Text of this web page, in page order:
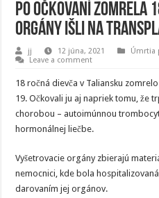
Po očkovaní zomrela
orgány išli na
jj 12 júna, 2021
Úmrtia
Leave a comment
18 ročná dievča v Taliansku
19. Očkovali ju aj napriek tomu, že
chorobou – autoimúnnou
hormonálnej liečbe.
Vyšetrovacie orgány zbierajú
nemocnici, kde bola
darovaním jej orgánov.